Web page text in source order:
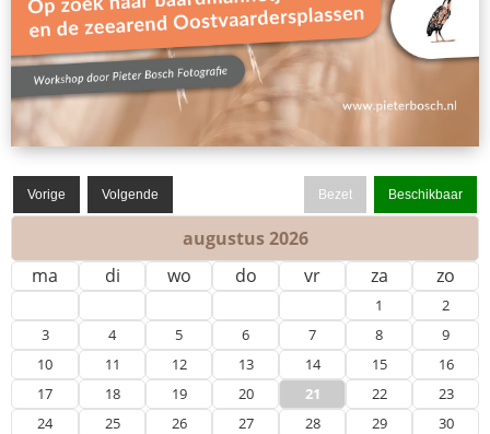
Bezet Beschikbaar
augustus 2026
ma
di wo do vr za zo
1
2
3
4 5 6 7 8
9
10
11 12 13 14 15
16
17
18 19 20 21 22
23
24
25 26 27 28 29
30